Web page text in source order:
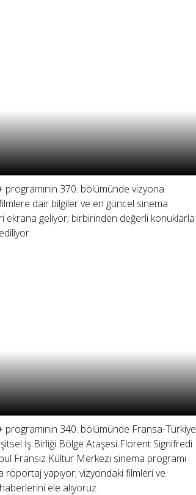
programının 370. bölümünde vizyona
dair bilgiler ve en güncel sinema
ekrana geliyor; birbirinden değerli konuklarla
programının 340. bölümünde Fransa-Türkiye
İş Birliği Bölge Ataşesi Florent Signifredi
Fransız Kültür Merkezi sinema programı
röportaj yapıyor; vizyondaki filmleri ve
ele alıyoruz.